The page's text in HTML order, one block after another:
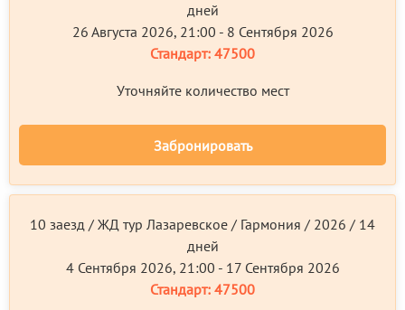
дней
26 Августа 2026, 21:00 - 8 Сентября 2026
Стандарт: 47500
Уточняйте количество мест
Забронировать
10 заезд / ЖД тур Лазаревское / Гармония / 2026 / 14
дней
4 Сентября 2026, 21:00 - 17 Сентября 2026
Стандарт: 47500